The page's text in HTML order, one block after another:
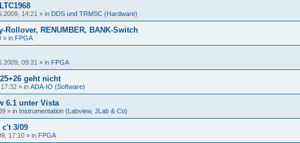
14:21 » in DDS und TRMSC (Hardware)
Rollover, RENUMBER, BANK-Switch
» in FPGA
09:31 » in FPGA
geht nicht
» in ADA-IO (Software)
6.1 unter Vista
» in Instrumentation (Labview, JLab & Co)
3/09
17:10 » in FPGA